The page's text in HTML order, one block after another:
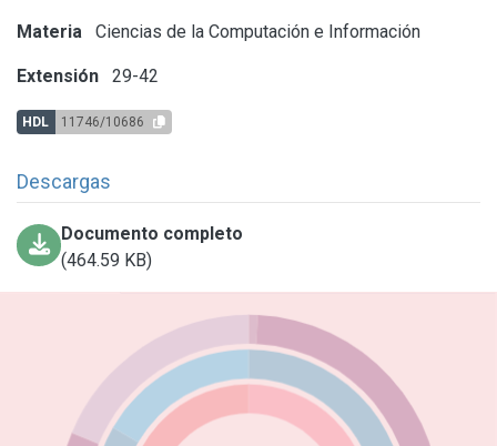
Materia Ciencias de la Computación e Información
Extensión 29-42
HDL 11746/10686
Descargas
Documento completo
(464.59 KB)